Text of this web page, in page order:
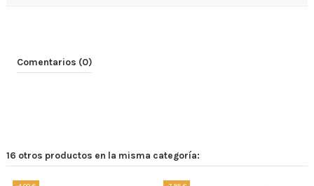
Comentarios (0)
16 otros productos en la misma categoría: